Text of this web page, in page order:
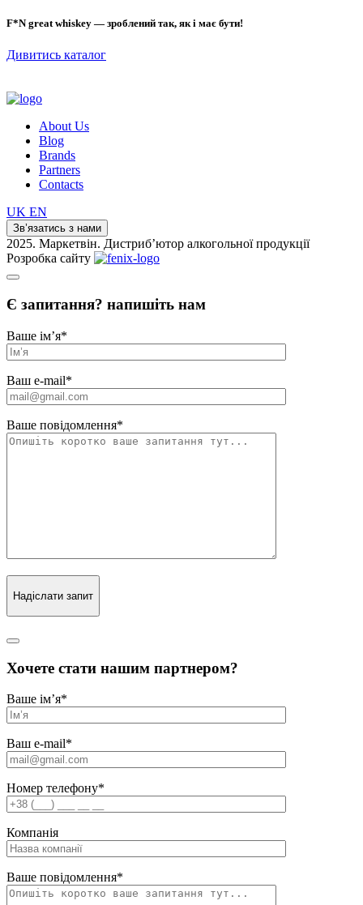
F*N great whiskey — зроблений так, як і має бути!
Дивитись каталог
About Us
Blog
Brands
Partners
Contacts
UK EN
Зв’язатись з нами
2025. Маркетвін. Дистриб’ютор алкогольної продукції
Розробка сайту
Є запитання? напишіть нам
Ваше ім’я*
Ваш e-mail*
Ваше повідомлення*
Надіслати запит
Хочете стати нашим партнером?
Ваше ім’я*
Ваш e-mail*
Номер телефону*
Компанія
Ваше повідомлення*